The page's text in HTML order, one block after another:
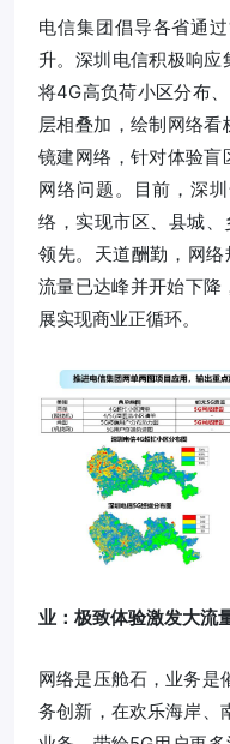
电信集团倡导各省通
升。深圳电信积极响应
将4G高负荷小区分布
层相叠加，绘制网络
镜建网络，针对体验
网络问题。目前，深
络，实现市区、县城
领先。天道酬勤，网
流量已达峰并开始下
展实现商业正循环。
业：极致体验激发大流
网络是压舱石，业务是
务创新，在欢乐海岸、